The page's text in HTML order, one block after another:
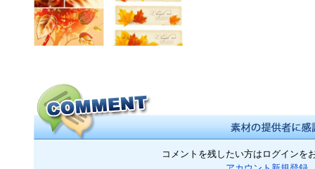
コメントを残したい方はログインを